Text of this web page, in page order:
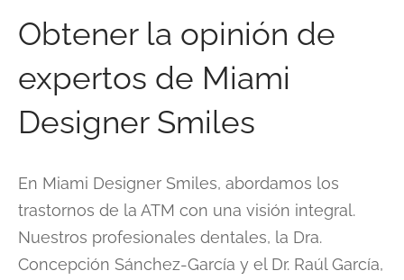
Obtener la opinión de
expertos de Miami
Designer Smiles
En Miami Designer Smiles, abordamos los
trastornos de la ATM con una visión integral.
Nuestros profesionales dentales, la Dra.
Concepción Sánchez-García y el Dr. Raúl García,